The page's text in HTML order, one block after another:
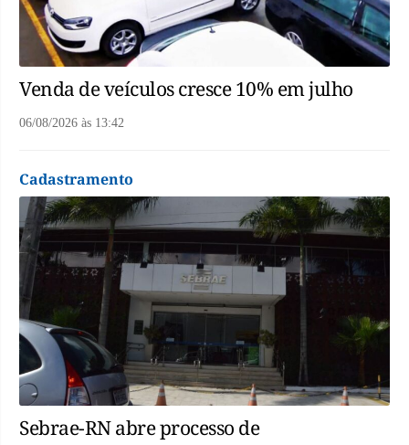
Venda de veículos cresce 10% em julho
06/08/2026 às 13:42
Cadastramento
Sebrae-RN abre processo de